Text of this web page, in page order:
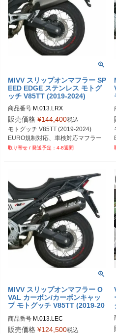
MIVV スリップオンマフラー SP
EED EDGE ステンレス モトグ
ッチ V85TT (2019-2024)
商品番号 M.013.LRX
販売価格 ¥144,400税込
モトグッチ V85TT (2019-2024)
EURO規制対応、車検対応マフラー
4-8週間
MIVV スリップオンマフラー O
VAL カーボン/カーボンキャッ
プ モトグッチ V85TT (2019-20
商品番号 M.013.LEC
販売価格 ¥124,500税込